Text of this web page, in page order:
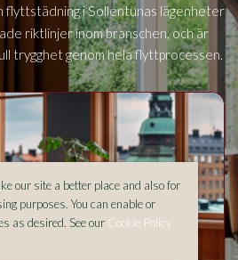
flyttstädning iSollentunas lägenheter
riktlinjer inom branschen, och är
trygghet genom hela flyttprocessen.
our site a better place and also for
purposes. You can enable or
as desired. See our Cookie Policy